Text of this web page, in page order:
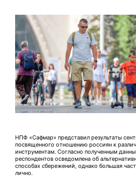
НПФ «Сафмар» представил результаты
посвященного отношению россиян к
инструментам. Согласно полученным
респондентов осведомлена об
способах сбережений, однако большая
лично.